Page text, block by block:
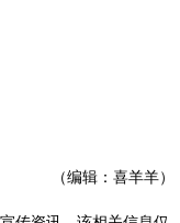
（编辑：喜羊羊）